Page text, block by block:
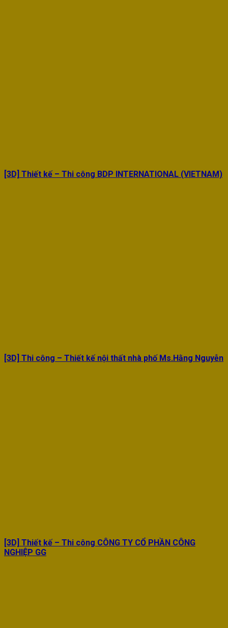
[3D] Thiết kế – Thi công BDP INTERNATIONAL (VIETNAM)
[3D] Thi công – Thiết kế nội thất nhà phố Ms.Hằng Nguyễn
[3D] Thiết kế – Thi công CÔNG TY CỔ PHẦN CÔNG
NGHIỆP GG